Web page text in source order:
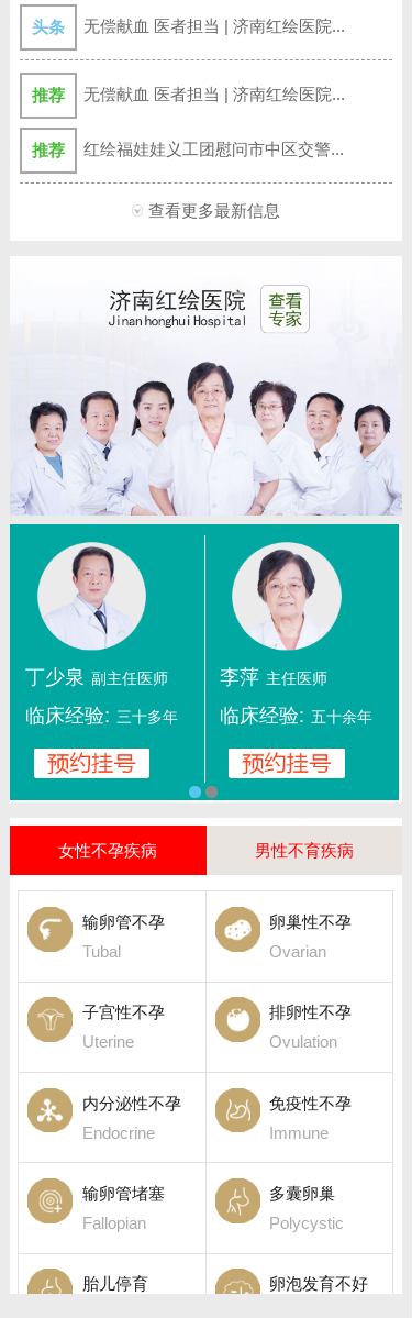
头条 无偿献血 医者担当 | 济南红绘医院...
推荐 无偿献血 医者担当 | 济南红绘医院...
推荐 红绘福娃娃义工团慰问市中区交警...
查看更多最新信息
丁少泉 副主任医师
临床经验: 三十多年
李萍 主任医师
临床经验: 五十余年
1 2
女性不孕疾病 男性不育疾病
输卵管不孕
Tubal
卵巢性不孕
Ovarian
子宫性不孕
Uterine
排卵性不孕
Ovulation
内分泌性不孕
Endocrine
免疫性不孕
Immune
输卵管堵塞
Fallopian
多囊卵巢
Polycystic
胎儿停育
卵泡发育不好